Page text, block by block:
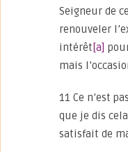
Seigneur de
renouveler
intérêt [a]
mais
11 Ce n’est
que je dis
satisfait de